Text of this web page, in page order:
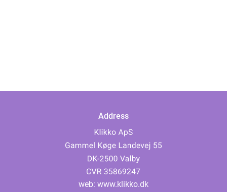
Address
web: www.klikko.dk